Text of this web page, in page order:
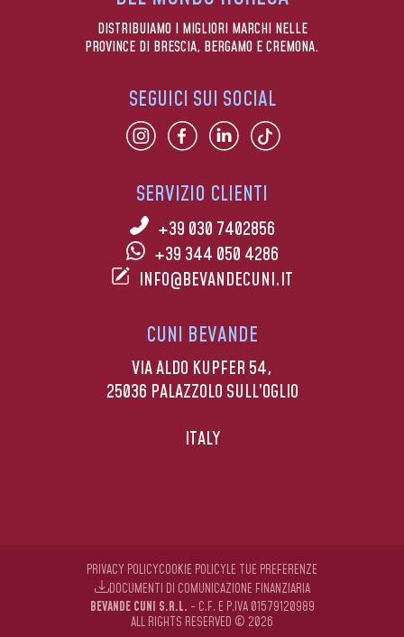
DISTRIBUIAMO I MIGLIORI MARCHI NELLE
PROVINCE DI BRESCIA, BERGAMO E CREMONA.
SERVIZIO CLIENTI
+39 030 7402856
+39 344 050 4286
INFO@BEVANDECUNI.IT
CUNI BEVANDE
VIA ALDO KUPFER 54,
25036 PALAZZOLO SULL’OGLIO
ITALY
SEGUICI SUI SOCIAL
BEVANDE CUNI S.R.L. - C.F. E P.IVA 01579120989
ALL RIGHTS RESERVED © 2026
PRIVACY POLICYCOOKIE POLICYLE TUE PREFERENZE
DOCUMENTI DI COMUNICAZIONE FINANZIARIA